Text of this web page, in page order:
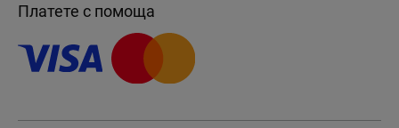
Платете с помоща